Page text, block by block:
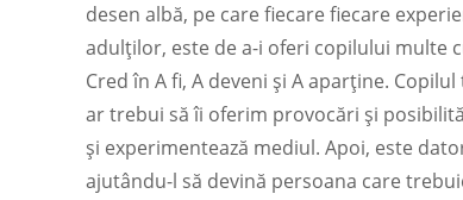
desen albă, pe care fiecare fiecare
adulților, este de a-i oferi copilului multe
Cred în A fi, A deveni și A aparține.
ar trebui să îi oferim provocări și
și experimentează mediul. Apoi, este
ajutându-l să devină persoana care